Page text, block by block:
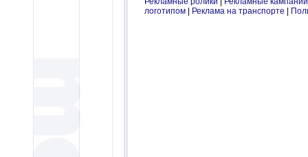
логотипом | Реклама на транспорте |